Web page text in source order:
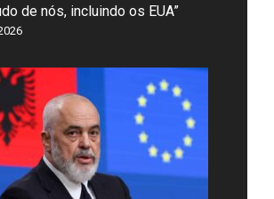
de nós, incluindo os EUA”